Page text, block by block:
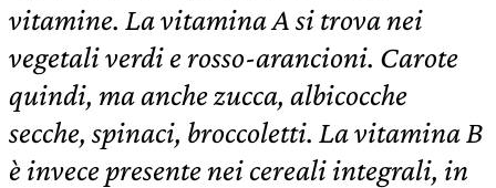
vitamine. La vitamina A si trova nei
vegetali verdi e rosso-arancioni. Carote
quindi, ma anche zucca, albicocche
secche, spinaci, broccoletti. La vitamina B
è invece presente nei cereali integrali, in